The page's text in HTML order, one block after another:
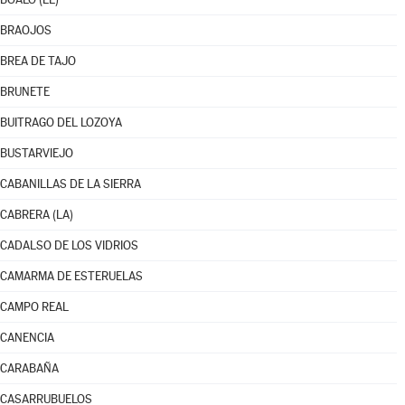
BRAOJOS
BREA DE TAJO
BRUNETE
BUITRAGO DEL LOZOYA
BUSTARVIEJO
CABANILLAS DE LA SIERRA
CABRERA (LA)
CADALSO DE LOS VIDRIOS
CAMARMA DE ESTERUELAS
CAMPO REAL
CANENCIA
CARABAÑA
CASARRUBUELOS